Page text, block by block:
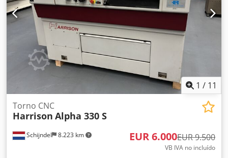
1 / 11
Schijndel 8.223 km
Torno CNC
Harrison Alpha 330 S
EUR 6.000EUR 9.500
VB IVA no incluído